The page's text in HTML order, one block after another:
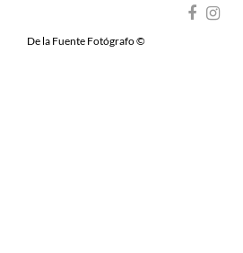
De la Fuente Fotógrafo ©